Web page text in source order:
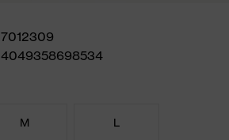
7012309
4049358698534
M L